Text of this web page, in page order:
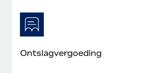
Ontslagvergoeding